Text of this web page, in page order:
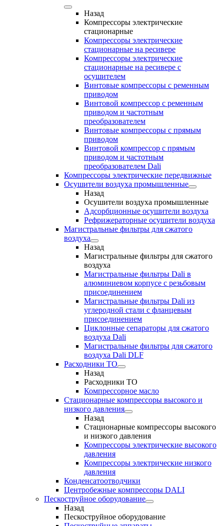
Назад
Компрессоры электрические
стационарные
Компрессоры электрические
стационарные на ресивере
Компрессоры электрические
стационарные на ресивере с
осушителем
Винтовые компрессоры с ременным
приводом
Винтовой компрессор с ременным
приводом и частотным
преобразователем
Винтовые компрессоры с прямым
приводом
Винтовой компрессор с прямым
приводом и частотным
преобразователем Dali
Компрессоры электрические передвижные
Осушители воздуха промышленные
Назад
Осушители воздуха промышленные
Адсорбционные осушители воздуха
Рефрижераторные осушители воздуха
Магистральные фильтры для сжатого
воздуха
Назад
Магистральные фильтры для сжатого
воздуха
Магистральные фильтры Dali в
алюминиевом корпусе с резьбовым
присоединением
Магистральные фильтры Dali из
углеродной стали с фланцевым
присоединением
Циклонные сепараторы для сжатого
воздуха Dali
Магистральные фильтры для сжатого
воздуха Dali DLF
Расходники ТО
Назад
Расходники ТО
Компрессорное масло
Стационарные компрессоры высокого и
низкого давления
Назад
Стационарные компрессоры высокого
и низкого давления
Компрессоры электрические высокого
давления
Компрессоры электрические низкого
давления
Конденсатоотводчики
Центробежные компрессоры DALI
Пескоструйное оборудование
Назад
Пескоструйное оборудование